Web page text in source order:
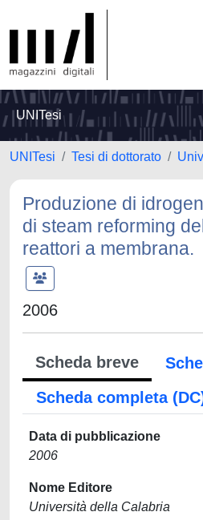
UNITesi
UNITesi Tesi di dottorato
Produzione di
di steam reforming
reattori a membrana.
2006
Scheda breve
Scheda completa
Data di pubblicazione
2006
Nome Editore
Università della Calabria